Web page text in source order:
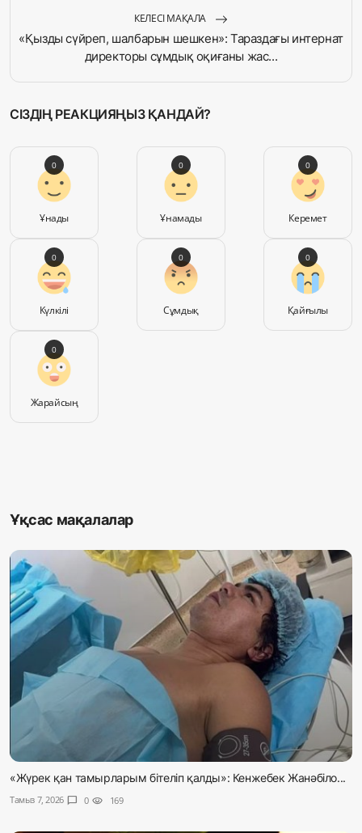
КЕЛЕСІ МАҚАЛА
«Қызды сүйреп, шалбарын шешкен»: Тараздағы интернат
директоры сұмдық оқиғаны жас...
СІЗДІҢ РЕАКЦИЯҢЫЗ ҚАНДАЙ?
Ұнады
0
Ұнамады
0
Керемет
0
Күлкілі
0
Сұмдық
0
Қайғылы
0
Жарайсың
0
Ұқсас мақалалар
«Жүрек қан тамырларым бітеліп қалды»: Кенжебек Жанәбіло...
Тамыз 7, 2026 chat_bubble 0 visibility 169